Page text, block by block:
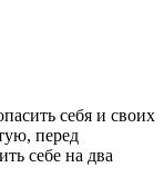
себя и своих
перед
себе на два